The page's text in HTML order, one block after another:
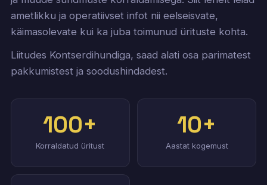
ametlikku ja operatiivset infot nii eelseisvate,
käimasolevate kui ka juba toimunud ürituste kohta.
Liitudes Kontserdihundiga, saad alati osa parimatest
pakkumistest ja soodushindadest.
100+
Korraldatud üritust
10+
Aastat kogemust